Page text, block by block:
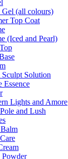
(all colours)
Top Coat
(Iced and Pearl)
Solution
Lights and Amore
and Lush